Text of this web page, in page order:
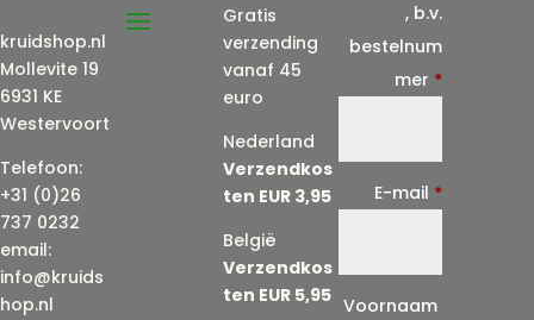
kruidshop.nl
Mollevite 19
6931 KE
Westervoort
Telefoon:
+31 (0)26
737 0232
email:
info@kruids
hop.nl
Gratis
verzending
vanaf 45
euro
Nederland
Verzendkos
ten EUR 3,95
België
Verzendkos
ten EUR 5,95
, b.v.
bestelnum
mer *
E-mail *
Voornaam